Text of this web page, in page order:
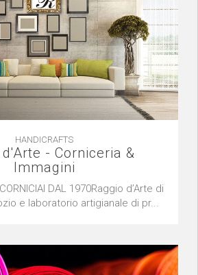
HANDICRAFTS
d'Arte - Corniceria &
Immagini
CORNICIAI DAL 1970Raggio d’Arte di
e laboratorio artigianale di pr...